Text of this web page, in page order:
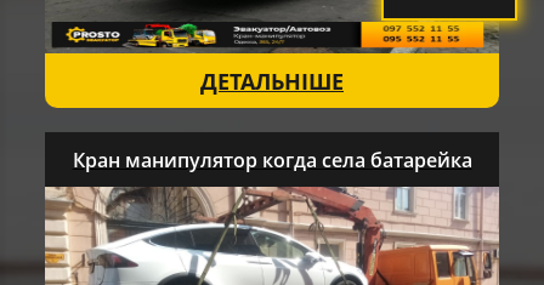
ДЕТАЛЬНІШЕ
Кран манипулятор когда села батарейка